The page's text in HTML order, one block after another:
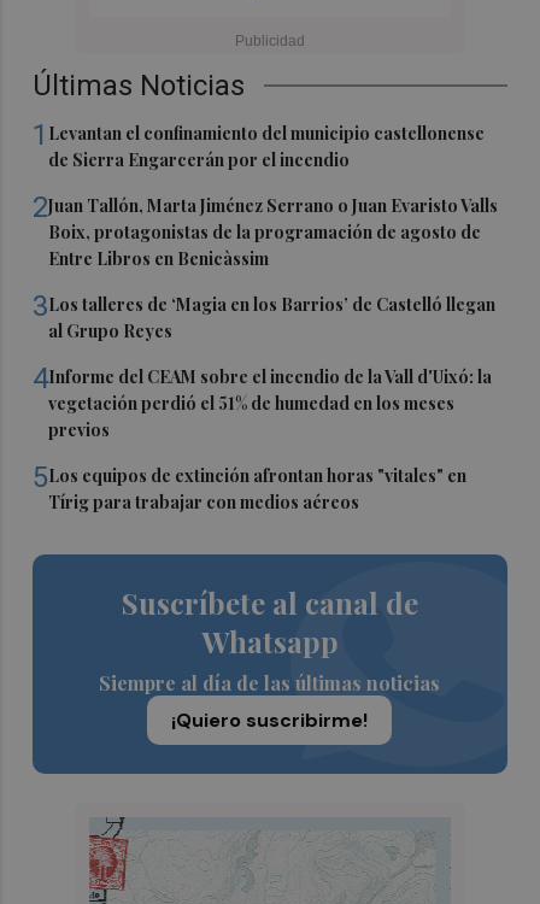
Últimas Noticias
1 Levantan el confinamiento del municipio castellonense
de Sierra Engarcerán por el incendio
2Juan Tallón, Marta Jiménez Serrano o Juan Evaristo Valls
Boix, protagonistas de la programación de agosto de
Entre Libros en Benicàssim
3Los talleres de ‘Magia en los Barrios’ de Castelló llegan
al Grupo Reyes
4Informe del CEAM sobre el incendio de la Vall d'Uixó: la
vegetación perdió el 51% de humedad en los meses
previos
5Los equipos de extinción afrontan horas "vitales" en
Tírig para trabajar con medios aéreos
Suscríbete al canal de
Whatsapp
Siempre al día de las últimas noticias
¡Quiero suscribirme!